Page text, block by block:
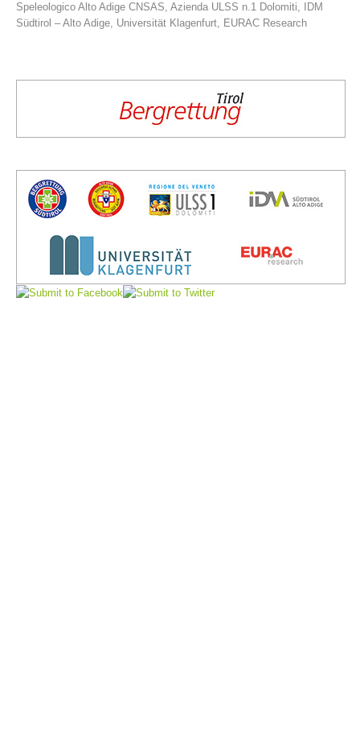
Comitato Direttivo
Speleologico Alto Adige CNSAS, Azienda ULSS n.1 Dolomiti, IDM
Südtirol – Alto Adige, Universität Klagenfurt, EURAC Research